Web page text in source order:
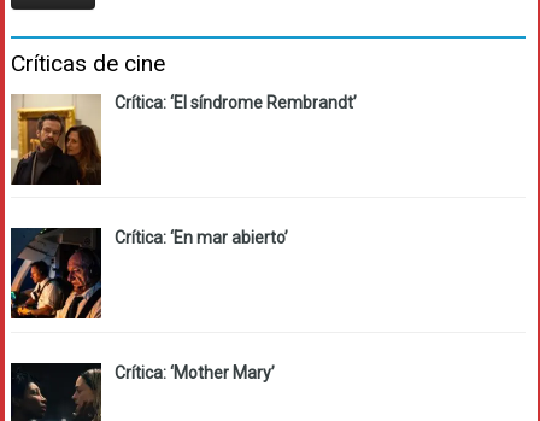
Críticas de cine
Crítica: ‘El síndrome Rembrandt’
Crítica: ‘En mar abierto’
Crítica: ‘Mother Mary’